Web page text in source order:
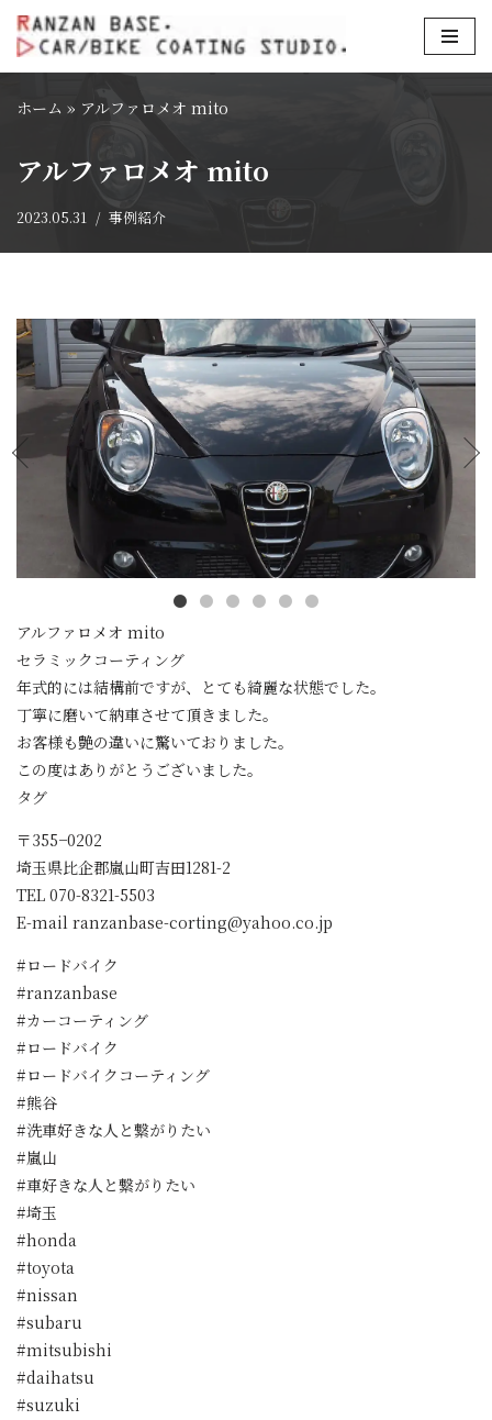
コ
テ
ツ
ス
キ
ホーム » アルファロメオ mito
アルファロメオ mito
2023.05.31 事例紹介
アルファロメオ mito
セラミックコーティング
年式的には結構前ですが、とても綺麗な状態でした。
丁寧に磨いて納車させて頂きました。
お客様も艶の違いに驚いておりました。
この度はありがとうございました。
タグ
〒355−0202
埼玉県比企郡嵐山町吉田1281-2
TEL 070-8321-5503
E-mail ranzanbase-corting@yahoo.co.jp
#ロードバイク
#ranzanbase
#カーコーティング
#ロードバイク
#ロードバイクコーティング
#熊谷
#洗車好きな人と繋がりたい
#嵐山
#車好きな人と繋がりたい
#埼玉
#honda
#toyota
#nissan
#subaru
#mitsubishi
#daihatsu
#suzuki